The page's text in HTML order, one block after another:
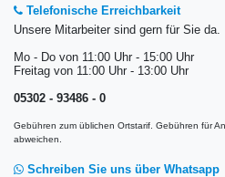
Telefonische Erreichbarkeit
Unsere Mitarbeiter sind gern für Sie da.
Mo - Do von 11:00 Uhr - 15:00 Uhr
Freitag von 11:00 Uhr - 13:00 Uhr
05302 - 93486 - 0
Gebühren zum üblichen Ortstarif. Gebühren für
abweichen.
Schreiben Sie uns über Whatsapp